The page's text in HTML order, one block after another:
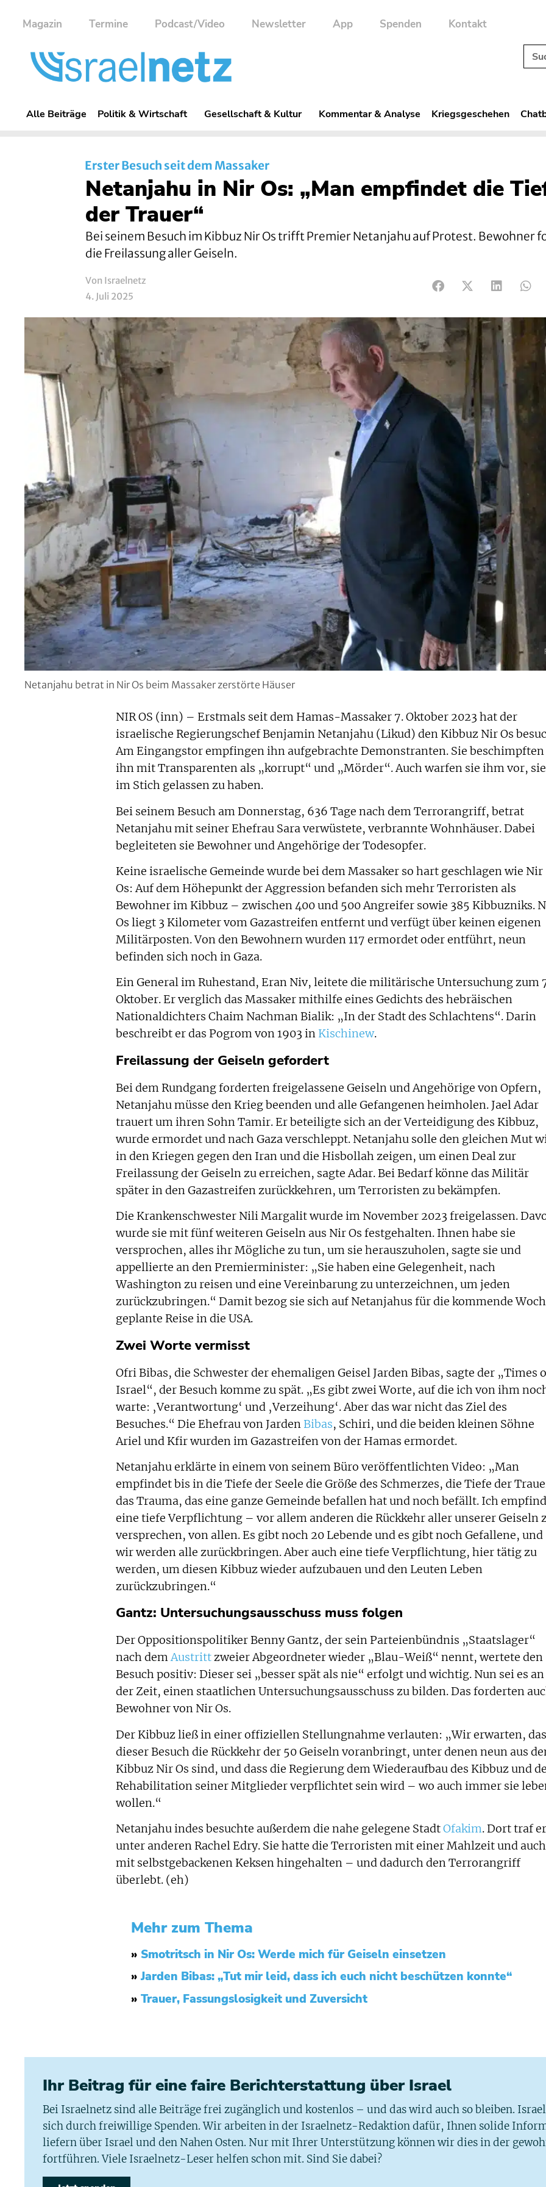
Magazin Termine Podcast/Video Newsletter App Spenden Kontakt
Alle Beiträge Politik & Wirtschaft Gesellschaft & Kultur Kommentar & Analyse Kriegsgeschehen
Erster Besuch seit dem Massaker
Netanjahu in Nir Os: „Man empfindet die
der Trauer“
Bei seinem Besuch im Kibbuz Nir Os trifft Premier Netanjahu auf Protest. Bewohner
die Freilassung aller Geiseln.
Von Israelnetz
4. Juli 2025
Netanjahu betrat in Nir Os beim Massaker zerstörte Häuser
NIR OS (inn) – Erstmals seit dem Hamas-Massaker 7. Oktober 2023 hat der
israelische Regierungschef Benjamin Netanjahu (Likud) den Kibbuz Nir Os
Am Eingangstor empfingen ihn aufgebrachte Demonstranten. Sie beschimpften
ihn mit Transparenten als „korrupt“ und „Mörder“. Auch warfen sie ihm vor, sie
im Stich gelassen zu haben.
Bei seinem Besuch am Donnerstag, 636 Tage nach dem Terrorangriff, betrat
Netanjahu mit seiner Ehefrau Sara verwüstete, verbrannte Wohnhäuser. Dabei
begleiteten sie Bewohner und Angehörige der Todesopfer.
Keine israelische Gemeinde wurde bei dem Massaker so hart geschlagen wie Nir
Os: Auf dem Höhepunkt der Aggression befanden sich mehr Terroristen als
Bewohner im Kibbuz – zwischen 400 und 500 Angreifer sowie 385 Kibbuzniks.
Os liegt 3 Kilometer vom Gazastreifen entfernt und verfügt über keinen eigenen
Militärposten. Von den Bewohnern wurden 117 ermordet oder entführt, neun
befinden sich noch in Gaza.
Ein General im Ruhestand, Eran Niv, leitete die militärische Untersuchung zum
Oktober. Er verglich das Massaker mithilfe eines Gedichts des hebräischen
Nationaldichters Chaim Nachman Bialik: „In der Stadt des Schlachtens“. Darin
beschreibt er das Pogrom von 1903 in Kischinew.
Freilassung der Geiseln gefordert
Bei dem Rundgang forderten freigelassene Geiseln und Angehörige von Opfern,
Netanjahu müsse den Krieg beenden und alle Gefangenen heimholen. Jael Adar
trauert um ihren Sohn Tamir. Er beteiligte sich an der Verteidigung des Kibbuz,
wurde ermordet und nach Gaza verschleppt. Netanjahu solle den gleichen Mut
in den Kriegen gegen den Iran und die Hisbollah zeigen, um einen Deal zur
Freilassung der Geiseln zu erreichen, sagte Adar. Bei Bedarf könne das Militär
später in den Gazastreifen zurückkehren, um Terroristen zu bekämpfen.
Die Krankenschwester Nili Margalit wurde im November 2023 freigelassen.
wurde sie mit fünf weiteren Geiseln aus Nir Os festgehalten. Ihnen habe sie
versprochen, alles ihr Mögliche zu tun, um sie herauszuholen, sagte sie und
appellierte an den Premierminister: „Sie haben eine Gelegenheit, nach
Washington zu reisen und eine Vereinbarung zu unterzeichnen, um jeden
zurückzubringen.“ Damit bezog sie sich auf Netanjahus für die kommende
geplante Reise in die USA.
Zwei Worte vermisst
Ofri Bibas, die Schwester der ehemaligen Geisel Jarden Bibas, sagte der „Times
Israel“, der Besuch komme zu spät. „Es gibt zwei Worte, auf die ich von ihm
warte: ‚Verantwortung‘ und ‚Verzeihung‘. Aber das war nicht das Ziel des
Besuches.“ Die Ehefrau von Jarden Bibas, Schiri, und die beiden kleinen Söhne
Ariel und Kfir wurden im Gazastreifen von der Hamas ermordet.
Netanjahu erklärte in einem von seinem Büro veröffentlichten Video: „Man
empfindet bis in die Tiefe der Seele die Größe des Schmerzes, die Tiefe der
das Trauma, das eine ganze Gemeinde befallen hat und noch befällt. Ich
eine tiefe Verpflichtung – vor allem anderen die Rückkehr aller unserer Geiseln
versprechen, von allen. Es gibt noch 20 Lebende und es gibt noch Gefallene, und
wir werden alle zurückbringen. Aber auch eine tiefe Verpflichtung, hier tätig zu
werden, um diesen Kibbuz wieder aufzubauen und den Leuten Leben
zurückzubringen.“
Gantz: Untersuchungsausschuss muss folgen
Der Oppositionspolitiker Benny Gantz, der sein Parteienbündnis „Staatslager“
nach demAustrittzweier Abgeordneter wieder „Blau-Weiß“ nennt, wertete den
Besuch positiv: Dieser sei „besser spät als nie“ erfolgt und wichtig. Nun sei es an
der Zeit, einen staatlichen Untersuchungsausschuss zu bilden. Das forderten
Bewohner von Nir Os.
Der Kibbuz ließ in einer offiziellen Stellungnahme verlauten: „Wir erwarten,
dieser Besuch die Rückkehr der 50 Geiseln voranbringt, unter denen neun aus
Kibbuz Nir Os sind, und dass die Regierung dem Wiederaufbau des Kibbuz und
Rehabilitation seiner Mitglieder verpflichtet sein wird – wo auch immer sie
wollen.“
Netanjahu indes besuchte außerdem die nahe gelegene StadtOfakim. Dort traf er
unter anderen Rachel Edry. Sie hatte die Terroristen mit einer Mahlzeit und auch
mit selbstgebackenen Keksen hingehalten – und dadurch den Terrorangriff
überlebt. (eh)
Mehr zum Thema
» Smotritsch in Nir Os: Werde mich für Geiseln einsetzen
» Jarden Bibas: „Tut mir leid, dass ich euch nicht beschützen konnte“
» Trauer, Fassungslosigkeit und Zuversicht
Ihr Beitrag für eine faire Berichterstattung über Israel
Bei Israelnetz sind alle Beiträge frei zugänglich und kostenlos – und das wird auch so bleiben.
sich durch freiwillige Spenden. Wir arbeiten in der Israelnetz-Redaktion dafür, Ihnen solide
liefern über Israel und den Nahen Osten. Nur mit Ihrer Unterstützung können wir dies in der
fortführen. Viele Israelnetz-Leser helfen schon mit. Sind Sie dabei?